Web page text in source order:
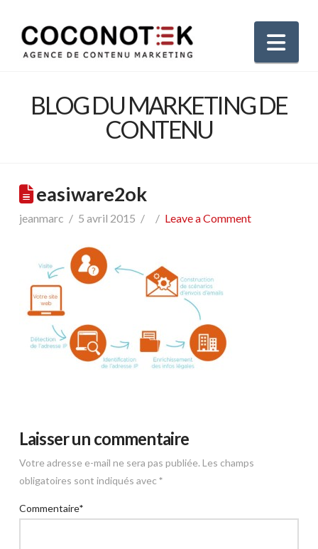
BLOG DU MARKETING DE
CONTENU
easiware2ok
jeanmarc 5 avril 2015 Leave a Comment
Laisser un commentaire
Votre adresse e-mail ne sera pas publiée. Les champs
obligatoires sont indiqués avec *
Commentaire*